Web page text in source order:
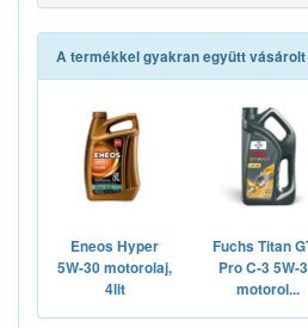
A termékkel gyakran együtt
Eneos Hyper
5W-30 motorolaj,
4lit
Fuchs Titan
Pro C-3 5W-
motorol...